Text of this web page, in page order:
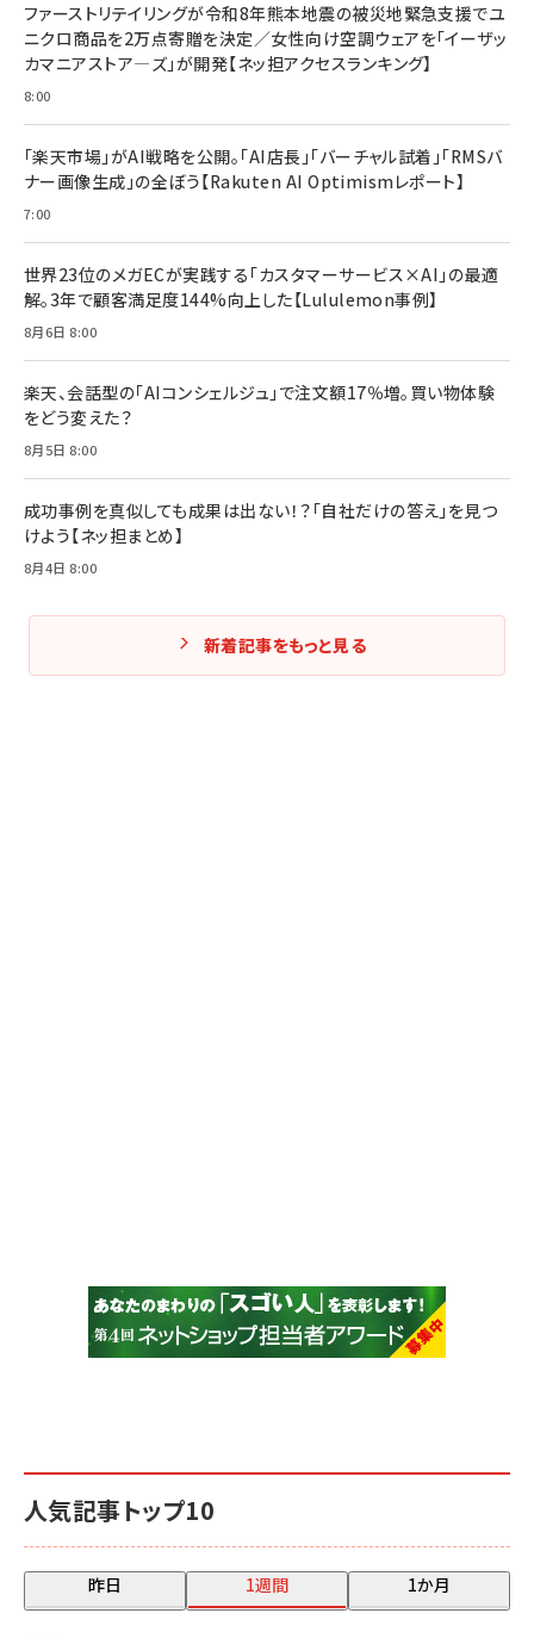
人気記事トップ10
昨日 1週間 1か月
ファーストリテイリングが令和8年熊本地震の被災地緊急支援でユ
ニクロ商品を2万点寄贈を決定／女性向け空調ウェアを「イーザッ
カマニアストア―ズ」が開発【ネッ担アクセスランキング】
8:00
「楽天市場」がAI戦略を公開。「AI店長」「バーチャル試着」「RMSバ
ナー画像生成」の全ぼう【Rakuten AI Optimismレポート】
7:00
世界23位のメガECが実践する「カスタマーサービス×AI」の最適
解。3年で顧客満足度144%向上した【Lululemon事例】
8月6日 8:00
楽天、会話型の「AIコンシェルジュ」で注文額17％増。買い物体験
をどう変えた？
8月5日 8:00
成功事例を真似しても成果は出ない！？「自社だけの答え」を見つ
けよう【ネッ担まとめ】
8月4日 8:00
新着記事をもっと見る